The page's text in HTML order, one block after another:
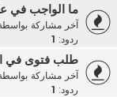
ما الواجب في
آخر مشاركة
ردود:
طلب فتوى في
آخر مشاركة
ردود: